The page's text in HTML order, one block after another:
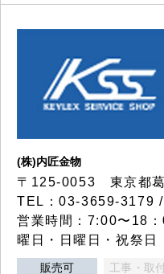
(株)内匠金物
〒125-0053 東京都
TEL：03-3659-3179
営業時間：7:00〜18
曜日・日曜日・祝祭日
販売可 工事・取